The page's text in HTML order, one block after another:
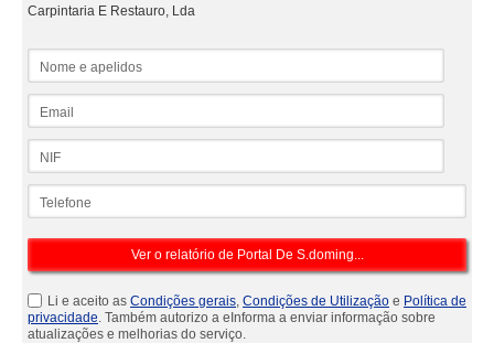
Carpintaria E Restauro, Lda
Li e aceito as Condições gerais, Condições de Utilização e Política de
privacidade. Também autorizo a eInforma a enviar informação sobre
atualizações e melhorias do serviço.